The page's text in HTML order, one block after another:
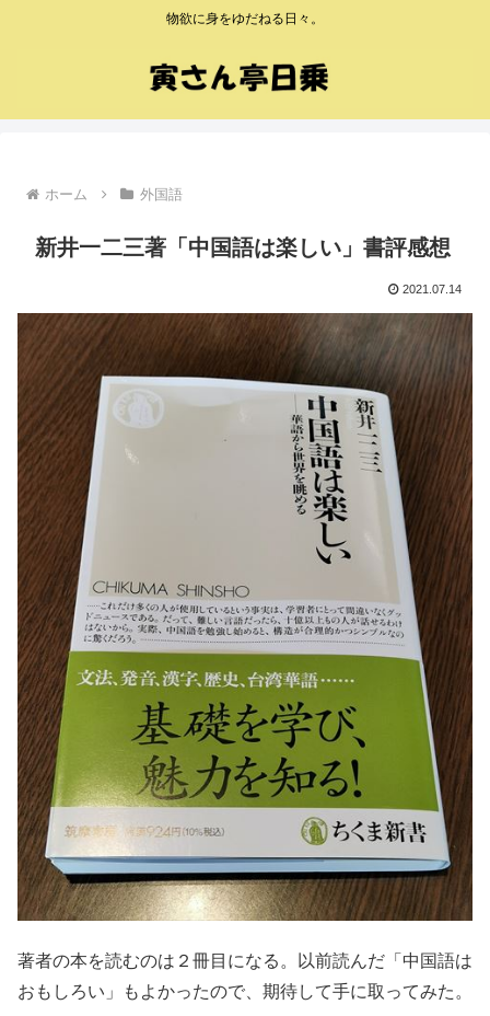
物欲に身をゆだねる日々。
ホーム 外国語
新井一二三著「中国語は楽しい」書評感想
2021.07.14
著者の本を読むのは２冊目になる。以前読んだ「中国語は
おもしろい」もよかったので、期待して手に取ってみた。